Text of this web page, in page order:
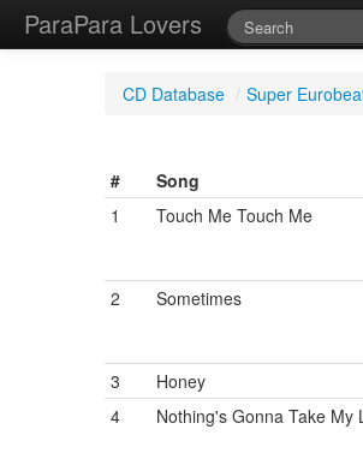
ParaPara Lovers
CD Database / Super
#
Song
1
Touch Me Touch Me
2
Sometimes
3
Honey
4
Nothing's Gonna Take My